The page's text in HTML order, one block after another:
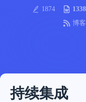
1874
博
持续集成